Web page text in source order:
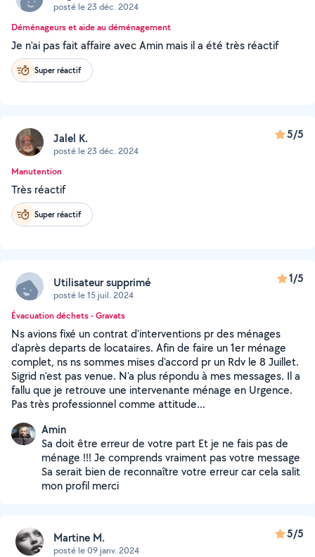
posté le 23 déc. 2024
Déménageurs et aide au déménagement
Je n'ai pas fait affaire avec Amin mais il a été très réactif
Super réactif
Jalel K.
posté le 23 déc. 2024
5/5
Manutention
Très réactif
Super réactif
Utilisateur supprimé
posté le 15 juil. 2024
1/5
Évacuation déchets - Gravats
Ns avions fixé un contrat d'interventions pr des ménages
d'après departs de locataires. Afin de faire un 1er ménage
complet, ns ns sommes mises d'accord pr un Rdv le 8 Juillet.
Sigrid n'est pas venue. N'a plus répondu à mes messages. Il a
fallu que je retrouve une intervenante ménage en Urgence.
Pas très professionnel comme attitude...
Amin
Sa doit être erreur de votre part Et je ne fais pas de
ménage !!! Je comprends vraiment pas votre message
Sa serait bien de reconnaître votre erreur car cela salit
mon profil merci
Martine M.
posté le 09 janv. 2024
5/5